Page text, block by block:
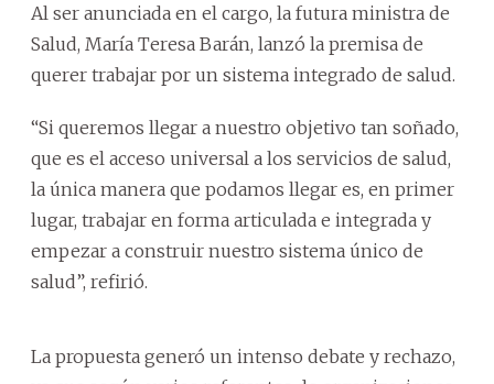
Al ser anunciada en el cargo, la futura ministra de
Salud, María Teresa Barán, lanzó la premisa de
querer trabajar por un sistema integrado de salud.
“Si queremos llegar a nuestro objetivo tan soñado,
que es el acceso universal a los servicios de salud,
la única manera que podamos llegar es, en primer
lugar, trabajar en forma articulada e integrada y
empezar a construir nuestro sistema único de
salud”, refirió.
La propuesta generó un intenso debate y rechazo,